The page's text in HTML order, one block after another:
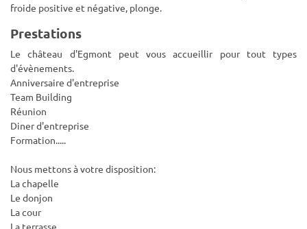
froide positive et négative, plonge.
Prestations
Le château d'Egmont peut vous accueillir pour tout types
d'évènements.
Anniversaire d'entreprise
Team Building
Réunion
Diner d'entreprise
Formation.....
Nous mettons à votre disposition:
La chapelle
Le donjon
La cour
La terrasse